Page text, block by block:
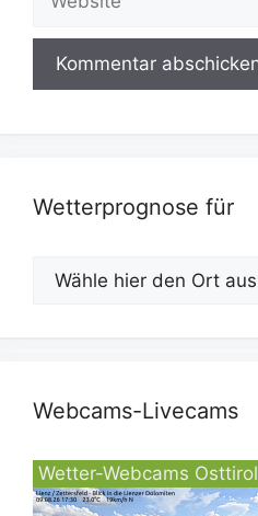
Wetterprognose für
Webcams-Livecams
Wetter-Webcams Osttirol